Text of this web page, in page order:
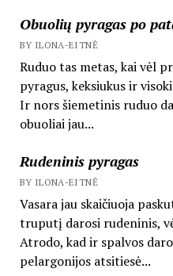
Obuolių pyragas po
BY ILONA-EITNĖ
Ruduo tas metas, kai vėl
pyragus, keksiukus ir
Ir nors šiemetinis ruduo
obuoliai jau...
Rudeninis pyragas
BY ILONA-EITNĖ
Vasara jau skaičiuoja
truputį darosi rudeninis,
Atrodo, kad ir spalvos
pelargonijos atsitiesė...